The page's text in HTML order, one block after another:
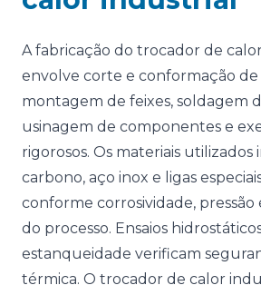
A fabricação do trocador de
envolve corte e conformação
montagem de feixes, soldagem
usinagem de componentes e
rigorosos. Os materiais
carbono, aço inox e ligas
conforme corrosividade,
do processo. Ensaios
estanqueidade verificam
térmica. O trocador de calor